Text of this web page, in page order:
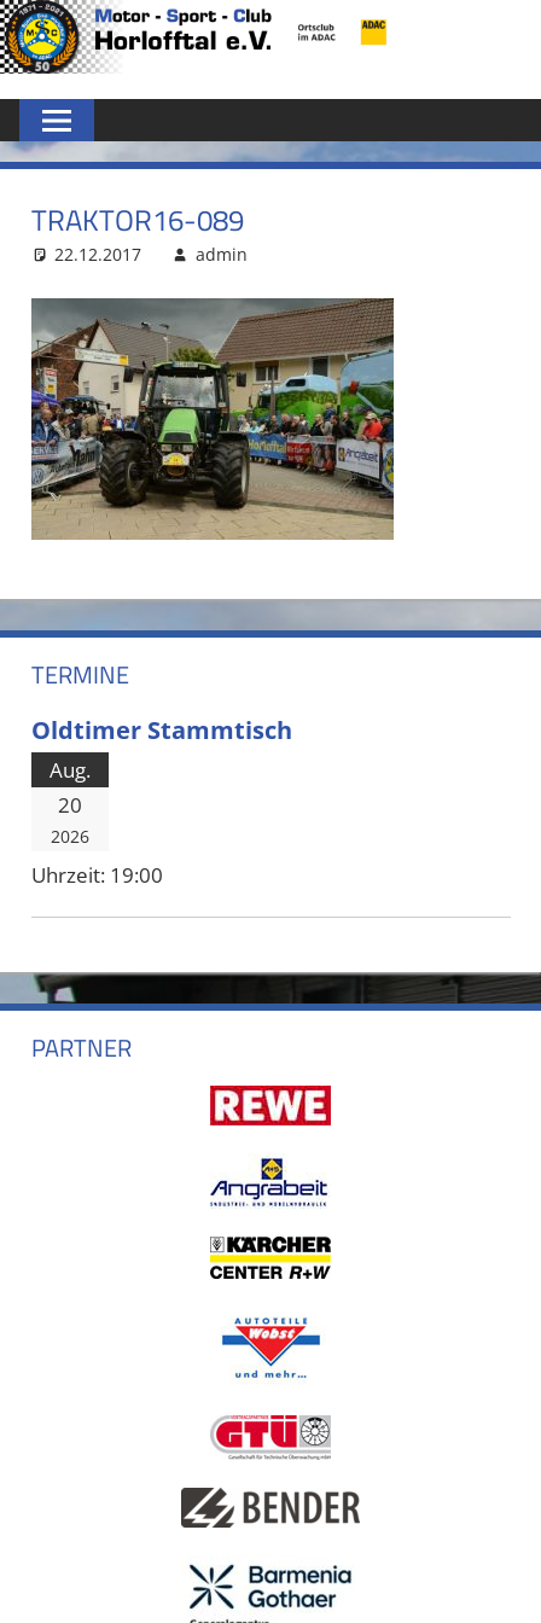
Zum
Inhalt
MSC
HORLOFFTAL
E.V.
TRAKTOR16-089
22.12.2017 admin
TERMINE
Oldtimer Stammtisch
Aug.
20
2026
Uhrzeit: 19:00
PARTNER